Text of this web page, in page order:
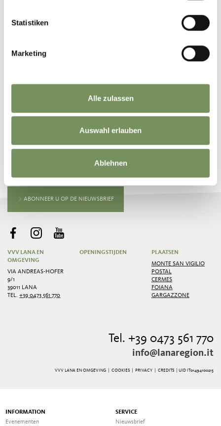
Statistiken
Marketing
Alle zulassen
Auswahl erlauben
Ablehnen
OpenStreetMapcontributors
BLIJF OP DE HOOGTE MET ONS
ABONNEER U OP DE NIEUWSBRIEF
VVV LANA EN
OMGEVING
VIA ANDREAS-HOFER
9/1
39011 LANA
TEL.+39 0473 561 770
OPENINGSTIJDEN
PLAATSEN
MONTE SAN VIGILIO
POSTAL
CERMES
FOIANA
GARGAZZONE
Tel. +39 0473 561 770
info@lanaregion.it
VVV LANA EN OMGEVING | COOKIES| PRIVACY| CREDITS | UID IT01494100215
INFORMATION
Evenementen
SERVICE
Nieuwsbrief